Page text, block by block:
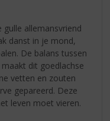
allemansvriend
danst in je mond,
De balans tussen
dit goedlachse
vetten en zouten
gepareerd. Deze
leven moet vieren.